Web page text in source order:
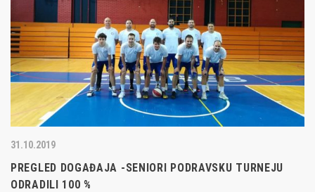
31.10.2019
PREGLED DOGAĐAJA -SENIORI PODRAVSKU TURNEJU
ODRADILI 100 %